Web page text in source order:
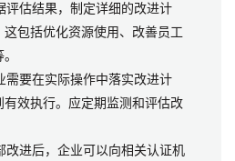
评估结果，制定详细的改进计
包括优化资源使用、改善员工
需要在实际操作中落实改进计
效执行。应定期监测和评估改
改进后，企业可以向相关认证机